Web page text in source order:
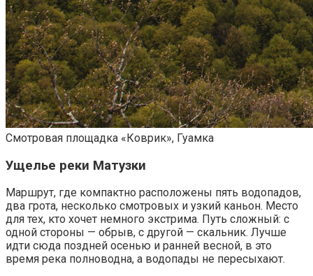
Смотровая площадка «Коврик», Гуамка
Ущелье реки Матузки
Маршрут, где компактно расположены пять водопадов,
два грота, несколько смотровых и узкий каньон. Место
для тех, кто хочет немного экстрима. Путь сложный: с
одной стороны — обрыв, с другой — скальник. Лучше
идти сюда поздней осенью и ранней весной, в это
время река полноводна, а водопады не пересыхают.